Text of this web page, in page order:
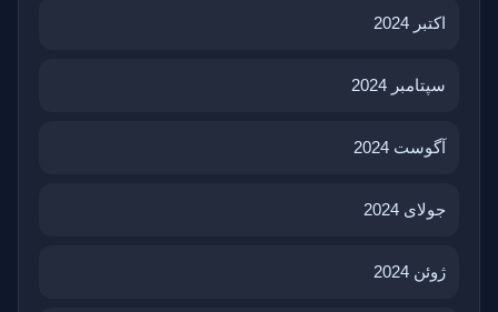
اکتبر 2024
سپتامبر 2024
آگوست 2024
جولای 2024
ژوئن 2024